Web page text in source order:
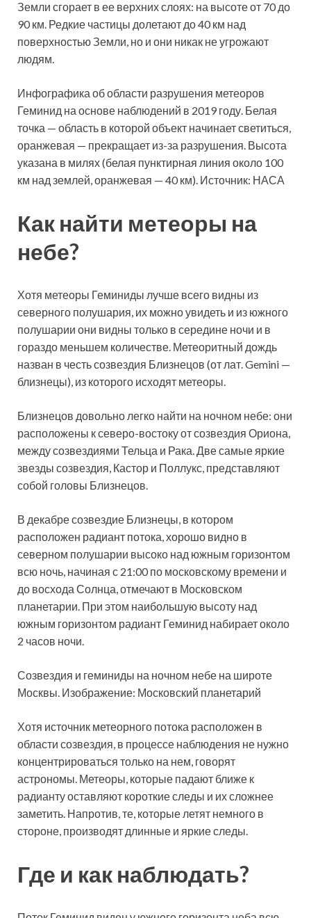
Земли сгорает в ее верхних слоях: на высоте от 70 до
90 км. Редкие частицы долетают до 40 км над
поверхностью Земли, но и они никак не угрожают
людям.
Инфографика об области разрушения метеоров
Геминид на основе наблюдений в 2019 году. Белая
точка — область в которой объект начинает светиться,
оранжевая — прекращает из-за разрушения. Высота
указана в милях (белая пунктирная линия около 100
км над землей, оранжевая — 40 км). Источник: НАСА
Как найти метеоры на
небе?
Хотя метеоры Геминиды лучше всего видны из
северного полушария, их можно увидеть и из южного
полушарии они видны только в середине ночи и в
гораздо меньшем количестве. Метеоритный дождь
назван в честь созвездия Близнецов (от лат. Gemini —
близнецы), из которого исходят метеоры.
Близнецов довольно легко найти на ночном небе: они
расположены к северо-востоку от созвездия Ориона,
между созвездиями Тельца и Рака. Две самые яркие
звезды созвездия, Кастор и Поллукс, представляют
собой головы Близнецов.
В декабре созвездие Близнецы, в котором
расположен радиант потока, хорошо видно в
северном полушарии высоко над южным горизонтом
всю ночь, начиная с 21:00 по московскому времени и
до восхода Солнца, отмечают в Московском
планетарии. При этом наибольшую высоту над
южным горизонтом радиант Геминид набирает около
2 часов ночи.
Созвездия и геминиды на ночном небе на широте
Москвы. Изображение: Московский планетарий
Хотя источник метеорного потока расположен в
области созвездия, в процессе наблюдения не нужно
концентрироваться только на нем, говорят
астрономы. Метеоры, которые падают ближе к
радианту оставляют короткие следы и их сложнее
заметить. Напротив, те, которые летят немного в
стороне, производят длинные и яркие следы.
Где и как наблюдать?